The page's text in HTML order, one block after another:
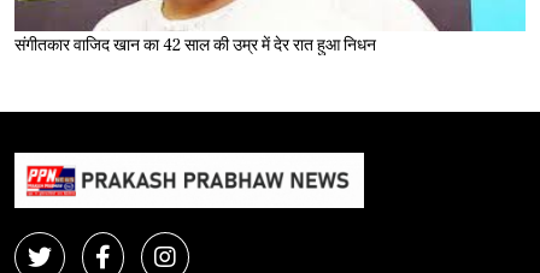
संगीतकार वाजिद खान का 42 साल की उम्र में देर रात हुआ निधन